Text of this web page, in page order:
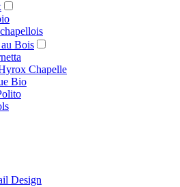
Bois
Chapelle
Bio
Design